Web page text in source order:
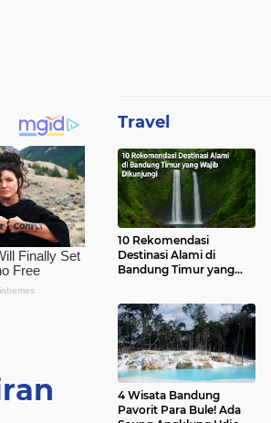
Travel
10 Rekomendasi
Destinasi Alami di
Bandung Timur yang
4 Wisata Bandung
Pavorit Para Bule! Ada